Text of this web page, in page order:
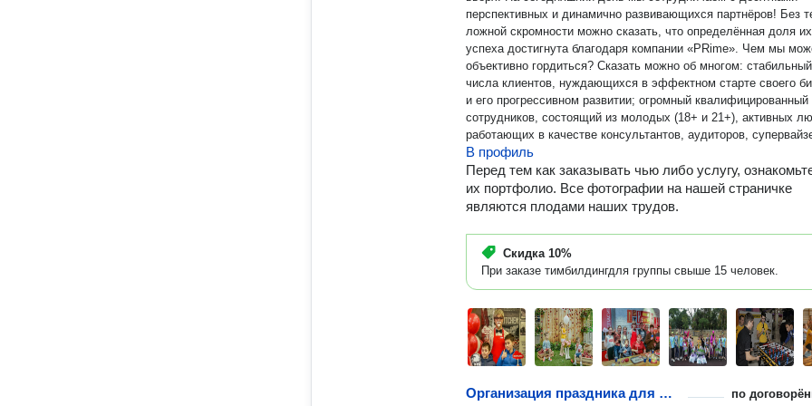
перспективных и динамично развивающихся партнёров! Без
ложной скромности можно сказать, что определённая доля их
успеха достигнута благодаря компании «PRime». Чем мы можем
объективно гордиться? Сказать можно об многом: стабильный рост
числа клиентов, нуждающихся в эффектном старте своего
и его прогрессивном развитии; огромный квалифицированный
сотрудников, состоящий из молодых (18+ и 21+), активных
работающих в качестве консультантов, аудиторов,
мерчандайзеров и промоутеров; полный комплекс Event-
постоянная оптимизация использующихся BTL-акций с
их формы и содержаний в лучшую сторону; идеальное
соотношение качество предоставляемых услуг и их
Георгиевск, Нальчик, Ставрополь, Кисловодск,
— это далеко не полный список городов, где мы заслужили
хорошую репутацию. Мы с каждым годом стараемся
свою региональную карту успехов, чтобы как можно больше
заинтересованных лиц узнало о возможности продвинуть
свой коммерческий проект! Откройте для себя новые горизонты,
сделав свой бренд узнаваемым среди своих конкурентов с
помощью нашего рекламного агентства!
В профиль
Перед тем как заказывать чью либо услугу,
их портфолио. Все фотографии на нашей страничке
являются плодами наших трудов.
Скидка 10%
При заказе тимбилдингдля группы свыше 15 человек.
Организация праздника для малышей по